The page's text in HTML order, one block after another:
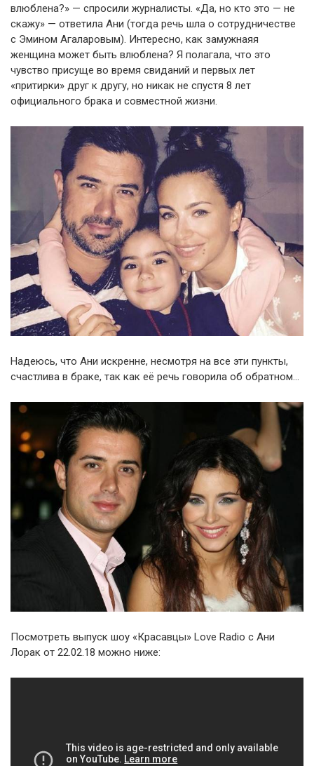
влюблена?» — спросили журналисты. «Да, но кто это — не
скажу» — ответила Ани (тогда речь шла о сотрудничестве
с Эмином Агаларовым). Интересно, как замужнаяя
женщина может быть влюблена? Я полагала, что это
чувство присуще во время свиданий и первых лет
«притирки» друг к другу, но никак не спустя 8 лет
официального брака и совместной жизни.
Надеюсь, что Ани искренне, несмотря на все эти пункты,
счастлива в браке, так как её речь говорила об обратном…
Посмотреть выпуск шоу «Красавцы» Love Radio с Ани
Лорак от 22.02.18 можно ниже: